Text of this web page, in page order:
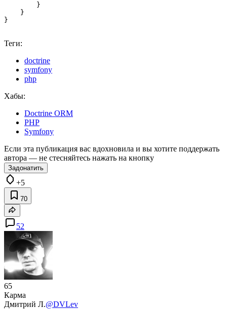
        }
    }
}
Теги:
doctrine
symfony
php
Хабы:
Doctrine ORM
PHP
Symfony
Если эта публикация вас вдохновила и вы хотите поддержать
автора — не стесняйтесь нажать на кнопку
Задонатить
+5
70
52
65
Карма
Дмитрий Л.@DVLev